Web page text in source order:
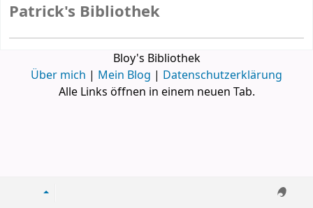
Patrick's Bibliothek
Bloy's Bibliothek
Über mich | Mein Blog | Datenschutzerklärung
Alle Links öffnen in einem neuen Tab.